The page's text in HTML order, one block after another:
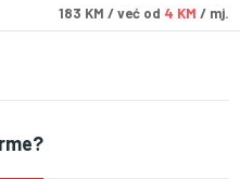
183 KM / već od 4 KM / mj.